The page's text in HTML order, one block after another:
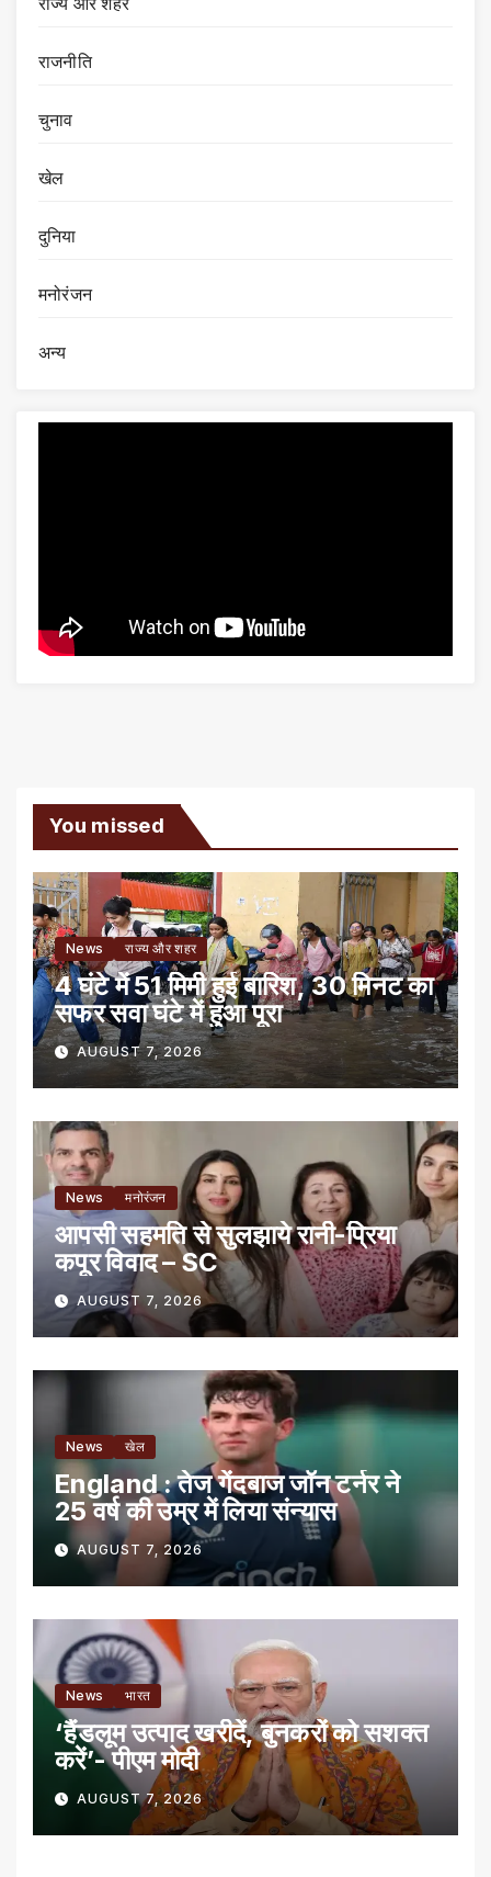
राजनीति
चुनाव
खेल
दुनिया
मनोरंजन
अन्य
You missed
News राज्य और शहर
4 घंटे में 51 मिमी हुई बारिश, 30 मिनट का
सफर सवा घंटे में हुआ पूरा
AUGUST 7, 2026
News मनोरंजन
आपसी सहमति से सुलझाये रानी-प्रिया
कपूर विवाद – SC
AUGUST 7, 2026
News खेल
England : तेज गेंदबाज जॉन टर्नर ने
25 वर्ष की उम्र में लिया संन्यास
AUGUST 7, 2026
News भारत
‘हैंडलूम उत्पाद खरीदें, बुनकरों को सशक्त
करें’- पीएम मोदी
AUGUST 7, 2026